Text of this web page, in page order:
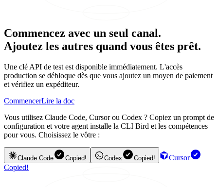
Commencez avec un seul canal.
Ajoutez les autres quand vous êtes prêt.
Une clé API de test est disponible immédiatement. L'accès
production se débloque dès que vous ajoutez un moyen de paiement
et vérifiez un expéditeur.
CommencerLire la doc
Vous utilisez Claude Code, Cursor ou Codex ? Copiez un prompt de
configuration et votre agent installe la CLI Bird et les compétences
pour vous. Choisissez le vôtre :
Claude Code Copied! Codex Copied!
Cursor
Copied!